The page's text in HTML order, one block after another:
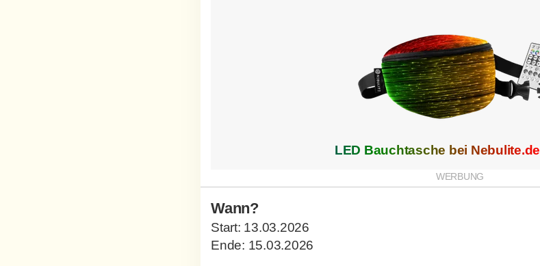
LED Bauchtasche bei Nebulite.de
Wann?
Start: 13.03.2026
Ende: 15.03.2026